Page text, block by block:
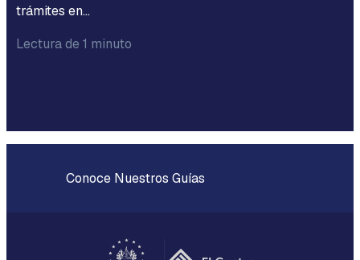
trámites en…
Lectura de 1 minuto
Conoce Nuestros Guías